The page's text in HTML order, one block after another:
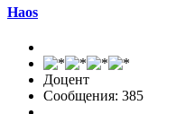
Haos
Доцент
Сообщения: 385